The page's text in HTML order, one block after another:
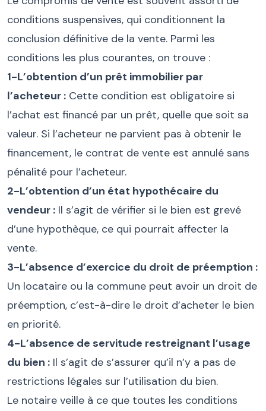
conditions suspensives, qui conditionnent la
conclusion définitive de la vente. Parmi les
conditions les plus courantes, on trouve :
1-L’obtention d’un prêt immobilier par
l’acheteur : Cette condition est obligatoire si
l’achat est financé par un prêt, quelle que soit sa
valeur. Si l’acheteur ne parvient pas à obtenir le
financement, le contrat de vente est annulé sans
pénalité pour l’acheteur.
2-L’obtention d’un état hypothécaire du
vendeur : Il s’agit de vérifier si le bien est grevé
d’une hypothèque, ce qui pourrait affecter la
vente.
3-L’absence d’exercice du droit de préemption :
Un locataire ou la commune peut avoir un droit de
préemption, c’est-à-dire le droit d’acheter le bien
en priorité.
4-L’absence de servitude restreignant l’usage
du bien : Il s’agit de s’assurer qu’il n’y a pas de
restrictions légales sur l’utilisation du bien.
Le notaire veille à ce que toutes les conditions